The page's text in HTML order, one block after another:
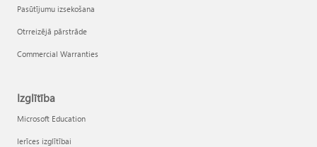
Pasūtījumu izsekošana
Otrreizējā pārstrāde
Commercial Warranties
Izglītība
Microsoft Education
Ierīces izglītībai